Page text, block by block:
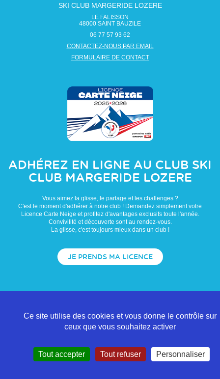
SKI CLUB MARGERIDE LOZERE
LE FALISSON
48000 SAINT BAUZILE
06 77 57 93 62
CONTACTEZ-NOUS PAR EMAIL
FORMULAIRE DE CONTACT
ADHÉREZ EN LIGNE AU CLUB SKI
CLUB MARGERIDE LOZERE
Vous aimez la glisse, le partage et les challenges ?
C'est le moment d'adhérer à notre club ! Demandez simplement votre
Licence Carte Neige et profitez d'avantages exclusifs toute l'année.
Convivilité et découverte sont au rendez-vous.
La glisse, c'est toujours mieux dans un club !
JE PRENDS MA LICENCE
Ce site utilise des cookies et vous donne le contrôle sur
ceux que vous souhaitez activer
Tout accepter Tout refuser Personnaliser